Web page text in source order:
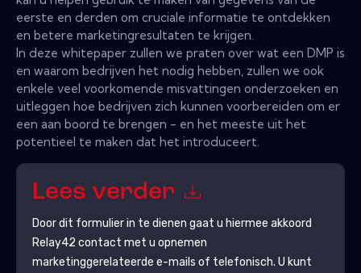
eerste en derden om cruciale informatie te ontdekken
en betere marketingresultaten te krijgen.
In deze whitepaper zullen we praten over wat een DMP is
en waarom bedrijven het nodig hebben, zullen we ook
enkele veel voorkomende misvattingen onderzoeken en
uitleggen hoe bedrijven zich kunnen voorbereiden om er
een aan boord te brengen - en het meeste uit het
potentieel te maken dat het introduceert.
Lees verder
Door dit formulier in te dienen gaat u hiermee akkoord
Relay42 contact met u opnemen
marketinggerelateerde e-mails of telefonisch. U kunt